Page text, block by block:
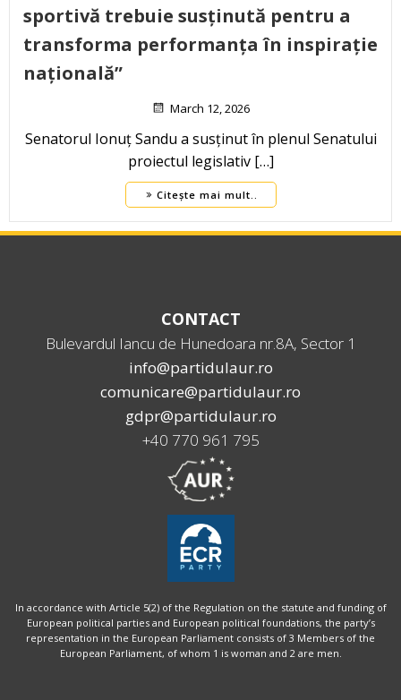
sportivă trebuie susținută pentru a
transforma performanța în inspirație
națională”
March 12, 2026
Senatorul Ionuț Sandu a susținut în plenul Senatului
proiectul legislativ […]
Citește mai mult..
CONTACT
Bulevardul Iancu de Hunedoara nr.8A, Sector 1
info@partidulaur.ro
comunicare@partidulaur.ro
gdpr@partidulaur.ro
+40 770 961 795
In accordance with Article 5(2) of the Regulation on the statute and funding of
European political parties and European political foundations, the party’s
representation in the European Parliament consists of 3 Members of the
European Parliament, of whom 1 is woman and 2 are men.